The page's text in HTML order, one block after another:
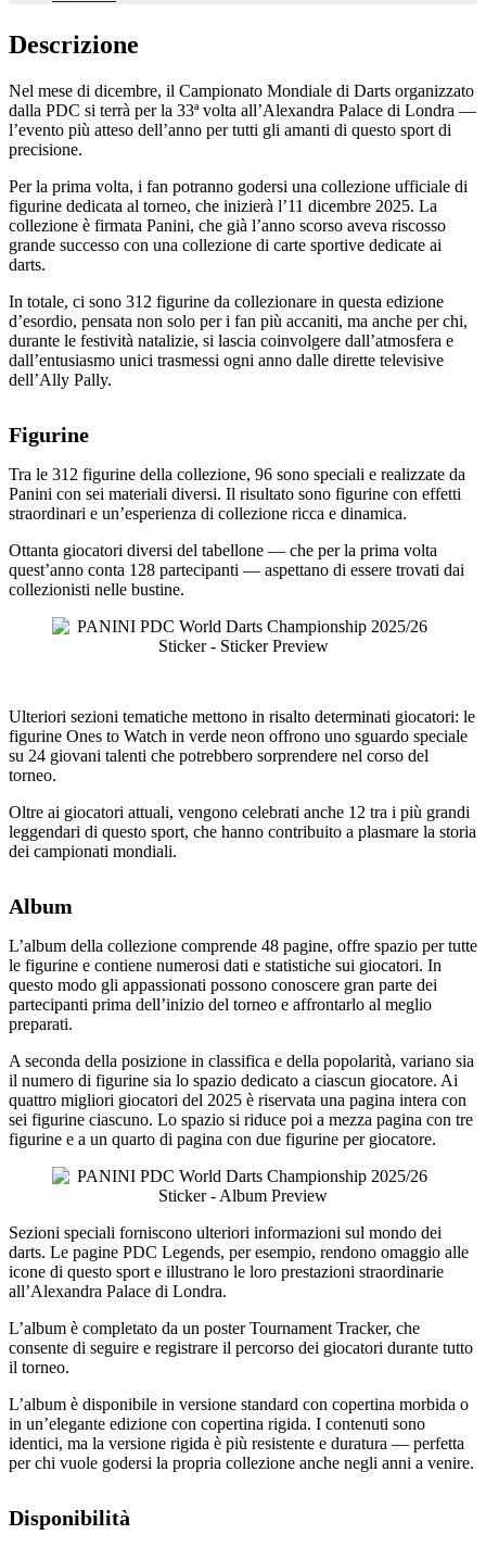
Descrizione
Nel mese di dicembre, il Campionato Mondiale di Darts organizzato
dalla PDC si terrà per la 33ª volta all’Alexandra Palace di Londra —
l’evento più atteso dell’anno per tutti gli amanti di questo sport di
precisione.
Per la prima volta, i fan potranno godersi una collezione ufficiale di
figurine dedicata al torneo, che inizierà l’11 dicembre 2025. La
collezione è firmata Panini, che già l’anno scorso aveva riscosso
grande successo con una collezione di carte sportive dedicate ai
darts.
In totale, ci sono 312 figurine da collezionare in questa edizione
d’esordio, pensata non solo per i fan più accaniti, ma anche per chi,
durante le festività natalizie, si lascia coinvolgere dall’atmosfera e
dall’entusiasmo unici trasmessi ogni anno dalle dirette televisive
dell’Ally Pally.
Figurine
Tra le 312 figurine della collezione, 96 sono speciali e realizzate da
Panini con sei materiali diversi. Il risultato sono figurine con effetti
straordinari e un’esperienza di collezione ricca e dinamica.
Ottanta giocatori diversi del tabellone — che per la prima volta
quest’anno conta 128 partecipanti — aspettano di essere trovati dai
collezionisti nelle bustine.
Ulteriori sezioni tematiche mettono in risalto determinati giocatori: le
figurine Ones to Watch in verde neon offrono uno sguardo speciale
su 24 giovani talenti che potrebbero sorprendere nel corso del
torneo.
Oltre ai giocatori attuali, vengono celebrati anche 12 tra i più grandi
leggendari di questo sport, che hanno contribuito a plasmare la storia
dei campionati mondiali.
Album
L’album della collezione comprende 48 pagine, offre spazio per tutte
le figurine e contiene numerosi dati e statistiche sui giocatori. In
questo modo gli appassionati possono conoscere gran parte dei
partecipanti prima dell’inizio del torneo e affrontarlo al meglio
preparati.
A seconda della posizione in classifica e della popolarità, variano sia
il numero di figurine sia lo spazio dedicato a ciascun giocatore. Ai
quattro migliori giocatori del 2025 è riservata una pagina intera con
sei figurine ciascuno. Lo spazio si riduce poi a mezza pagina con tre
figurine e a un quarto di pagina con due figurine per giocatore.
Sezioni speciali forniscono ulteriori informazioni sul mondo dei
darts. Le pagine PDC Legends, per esempio, rendono omaggio alle
icone di questo sport e illustrano le loro prestazioni straordinarie
all’Alexandra Palace di Londra.
L’album è completato da un poster Tournament Tracker, che
consente di seguire e registrare il percorso dei giocatori durante tutto
il torneo.
L’album è disponibile in versione standard con copertina morbida o
in un’elegante edizione con copertina rigida. I contenuti sono
identici, ma la versione rigida è più resistente e duratura — perfetta
per chi vuole godersi la propria collezione anche negli anni a venire.
Disponibilità